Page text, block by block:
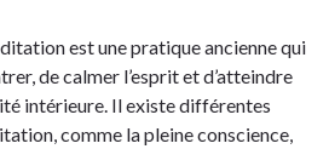
est une pratique ancienne qui
de calmer l’esprit et d’atteindre
intérieure. Il existe différentes
comme la pleine conscience,